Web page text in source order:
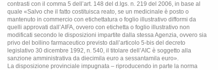
contrasti con il comma 5 dell’art. 148 del d.lgs. n. 219 del 2006, in base al
quale «Salvo che il fatto costituisca reato, se un medicinale è posto o
mantenuto in commercio con etichettatura o foglio illustrativo difformi da
quelli approvati dall’AIFA, ovvero con etichetta o foglio illustrativo non
modificati secondo le disposizioni impartite dalla stessa Agenzia, ovvero sia
privo del bollino farmaceutico previsto dall’articolo 5-bis del decreto
legislativo 30 dicembre 1992, n. 540, il titolare dell’AIC è soggetto alla
sanzione amministrativa da diecimila euro a sessantamila euro».
La disposizione provinciale impugnata – riproducendo in parte la norma